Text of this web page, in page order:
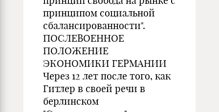
принципом социальной
сбалансированности".
ПОСЛЕВОЕННОЕ
ПОЛОЖЕНИЕ
ЭКОНОМИКИ ГЕРМАНИИ
Через 12 лет после того, как
Гитлер в своей речи в
берлинском